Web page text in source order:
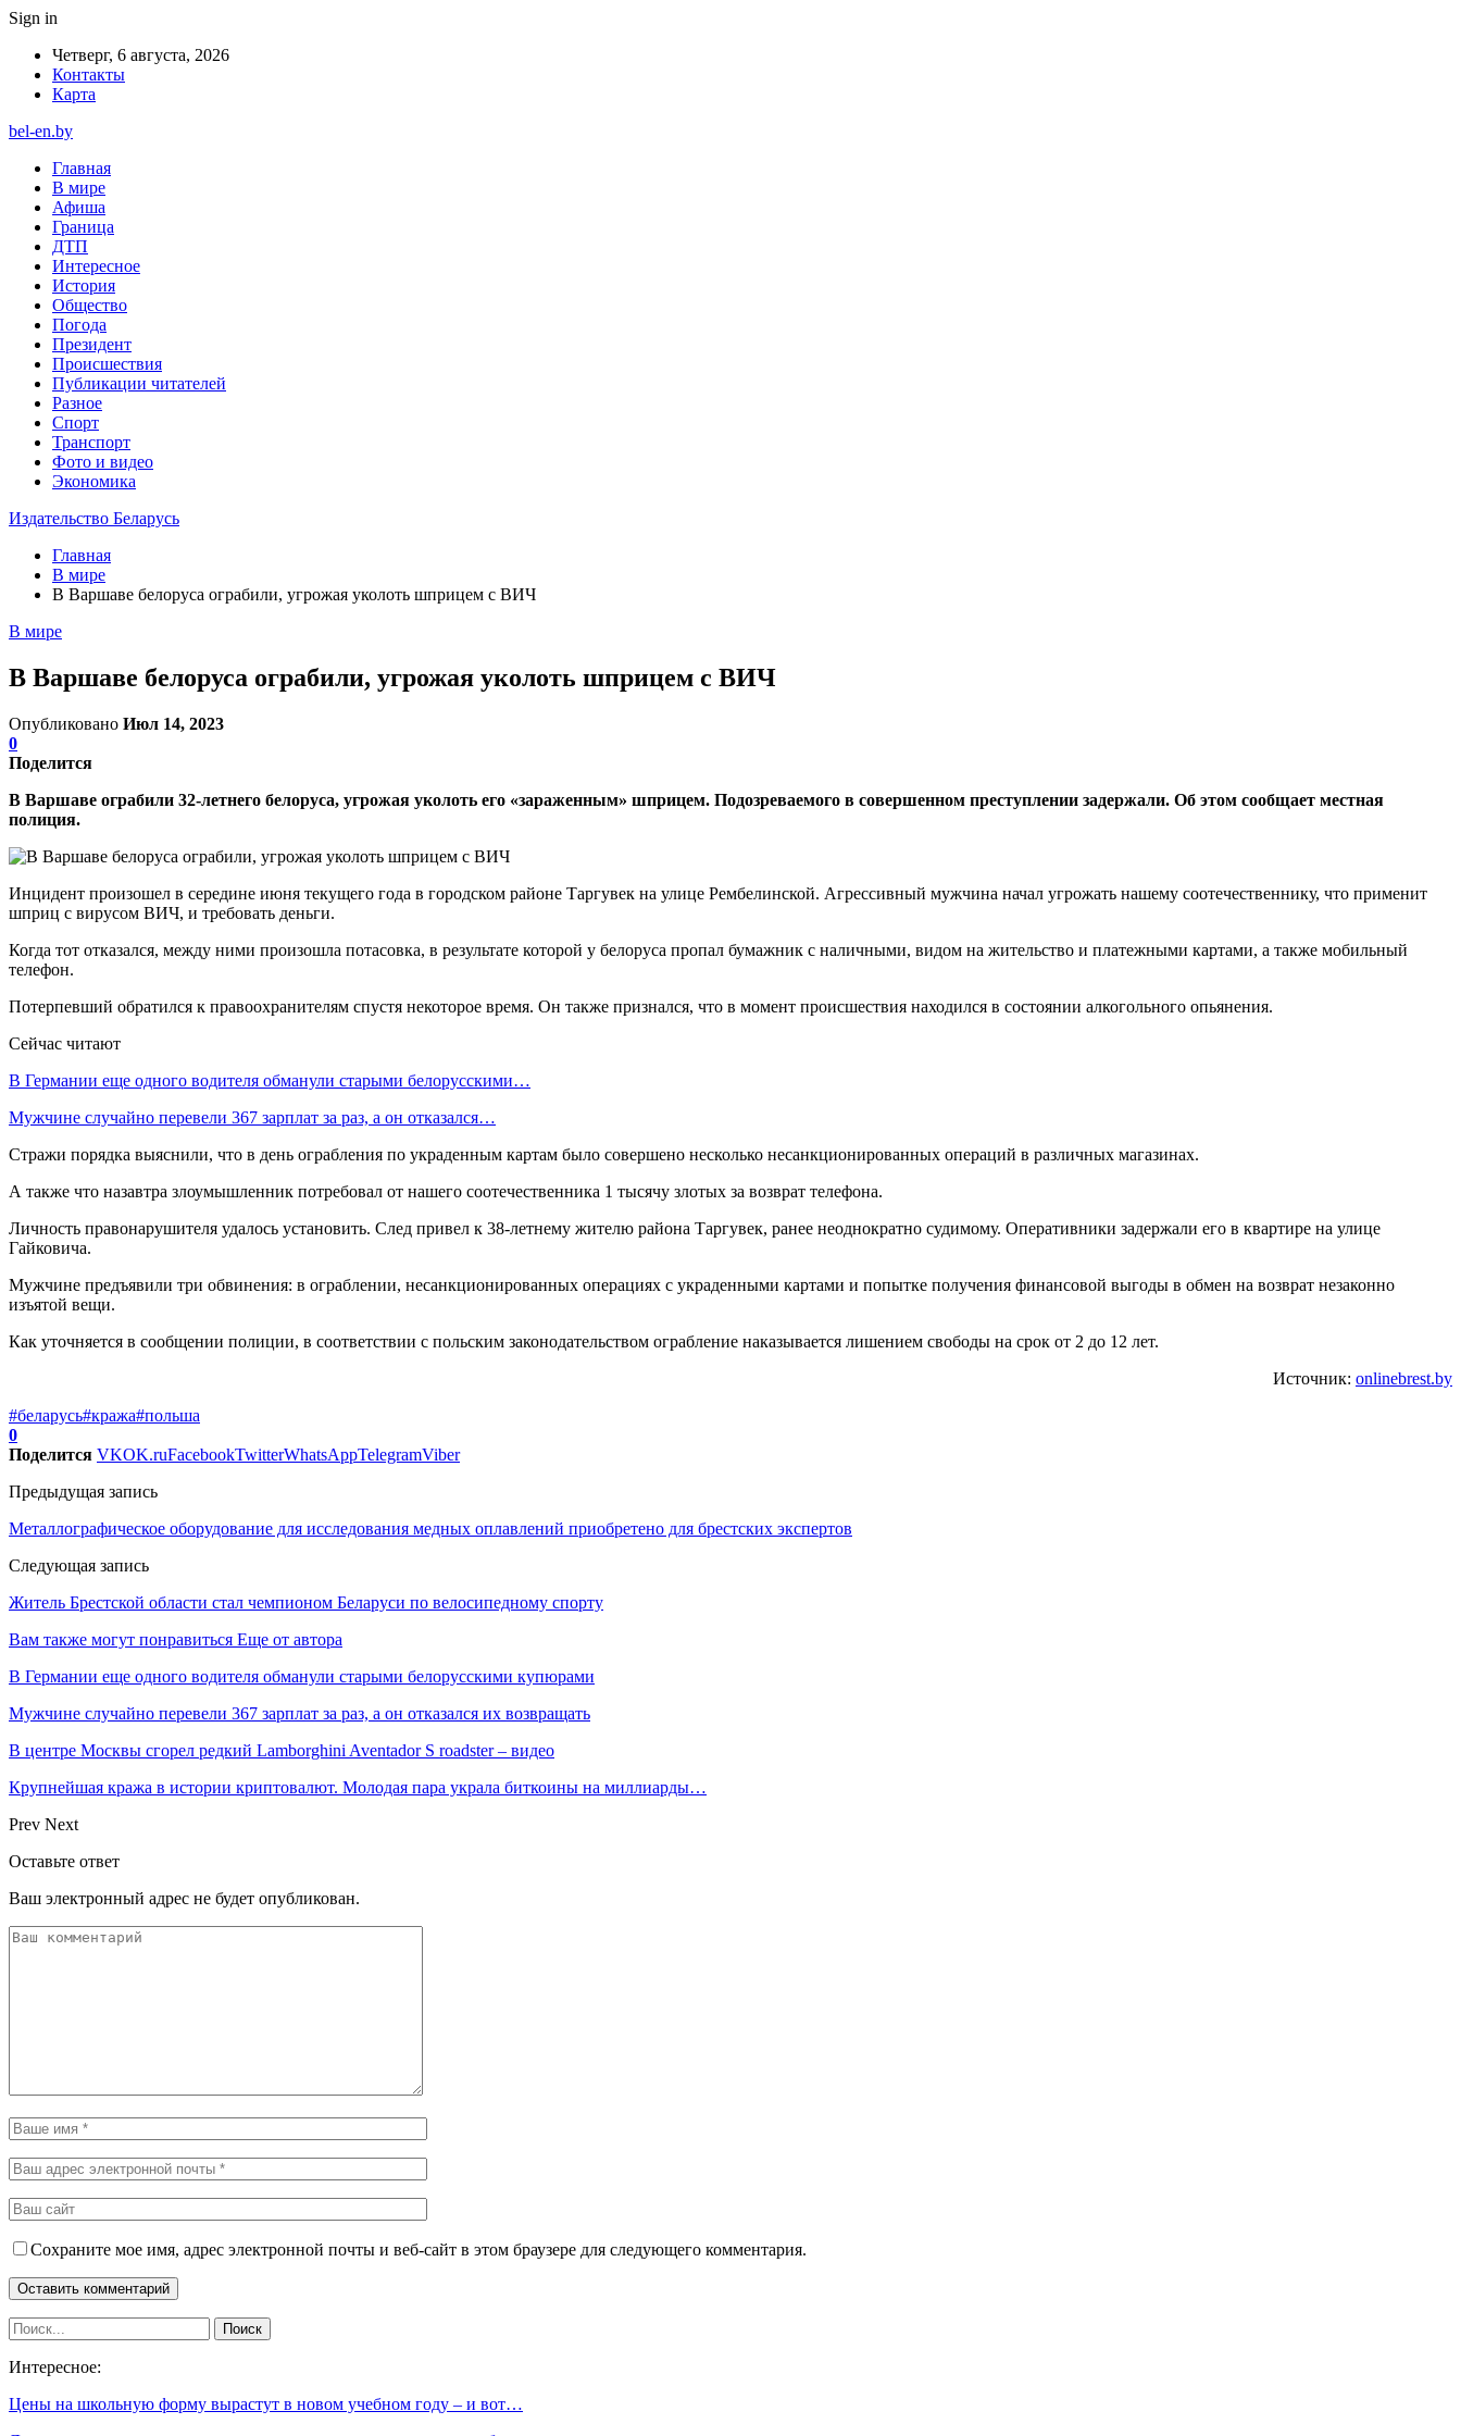
Sign in
Четверг, 6 августа, 2026
Контакты
Карта
bel-en.by
Главная
В мире
Афиша
Граница
ДТП
Интересное
История
Общество
Погода
Президент
Происшествия
Публикации читателей
Разное
Спорт
Транспорт
Фото и видео
Экономика
Издательство Беларусь
Главная
В мире
В Варшаве белоруса ограбили, угрожая уколоть шприцем с ВИЧ
В мире
В Варшаве белоруса ограбили, угрожая уколоть шприцем с ВИЧ
Опубликовано Июл 14, 2023
0
Поделится
В Варшаве ограбили 32-летнего белоруса, угрожая уколоть его «зараженным» шприцем. Подозреваемого в совершенном преступлении задержали. Об этом сообщает местная
полиция.
Инцидент произошел в середине июня текущего года в городском районе Таргувек на улице Рембелинской. Агрессивный мужчина начал угрожать нашему соотечественнику, что применит
шприц с вирусом ВИЧ, и требовать деньги.
Когда тот отказался, между ними произошла потасовка, в результате которой у белоруса пропал бумажник с наличными, видом на жительство и платежными картами, а также мобильный
телефон.
Потерпевший обратился к правоохранителям спустя некоторое время. Он также признался, что в момент происшествия находился в состоянии алкогольного опьянения.
Сейчас читают
В Германии еще одного водителя обманули старыми белорусскими…
Мужчине случайно перевели 367 зарплат за раз, а он отказался…
Стражи порядка выяснили, что в день ограбления по украденным картам было совершено несколько несанкционированных операций в различных магазинах.
А также что назавтра злоумышленник потребовал от нашего соотечественника 1 тысячу злотых за возврат телефона.
Личность правонарушителя удалось установить. След привел к 38-летнему жителю района Таргувек, ранее неоднократно судимому. Оперативники задержали его в квартире на улице
Гайковича.
Мужчине предъявили три обвинения: в ограблении, несанкционированных операциях с украденными картами и попытке получения финансовой выгоды в обмен на возврат незаконно
изъятой вещи.
Как уточняется в сообщении полиции, в соответствии с польским законодательством ограбление наказывается лишением свободы на срок от 2 до 12 лет.
Источник: onlinebrest.by
#беларусь#кража#польша
0
Поделится VKOK.ruFacebookTwitterWhatsAppTelegramViber
Предыдущая запись
Металлографическое оборудование для исследования медных оплавлений приобретено для брестских экспертов
Следующая запись
Житель Брестской области стал чемпионом Беларуси по велосипедному спорту
Вам также могут понравиться Еще от автора
В Германии еще одного водителя обманули старыми белорусскими купюрами
Мужчине случайно перевели 367 зарплат за раз, а он отказался их возвращать
В центре Москвы сгорел редкий Lamborghini Aventador S roadster – видео
Крупнейшая кража в истории криптовалют. Молодая пара украла биткоины на миллиарды…
Prev Next
Оставьте ответ
Ваш электронный адрес не будет опубликован.
Сохраните мое имя, адрес электронной почты и веб-сайт в этом браузере для следующего комментария.
Интересное:
Цены на школьную форму вырастут в новом учебном году – и вот…